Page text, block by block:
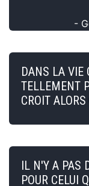
-
DANS LA VIE
TELLEMENT
CROIT
IL N'Y A PAS
POUR CELUI